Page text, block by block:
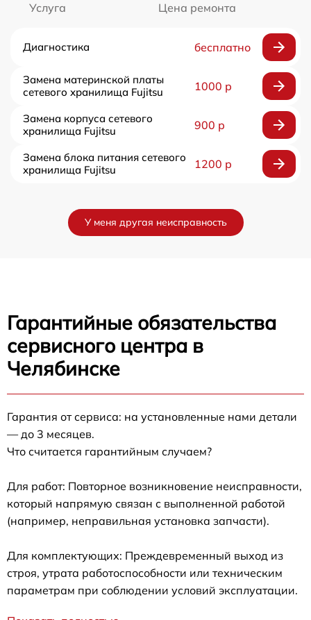
Услуга Цена ремонта
Диагностика бесплатно
Замена материнской платы
сетевого хранилища Fujitsu
1000 р
Замена корпуса сетевого
хранилища Fujitsu
900 р
Замена блока питания сетевого
хранилища Fujitsu
1200 р
У меня другая неисправность
Гарантийные обязательства
сервисного центра в
Челябинске
Гарантия от сервиса: на установленные нами детали
— до 3 месяцев.
Что считается гарантийным случаем?
Для работ: Повторное возникновение неисправности,
который напрямую связан с выполненной работой
(например, неправильная установка запчасти).
Для комплектующих: Преждевременный выход из
строя, утрата работоспособности или техническим
параметрам при соблюдении условий эксплуатации.